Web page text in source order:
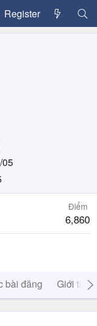
Register
05
Điểm
6,860
bài đăng Giới thiệu